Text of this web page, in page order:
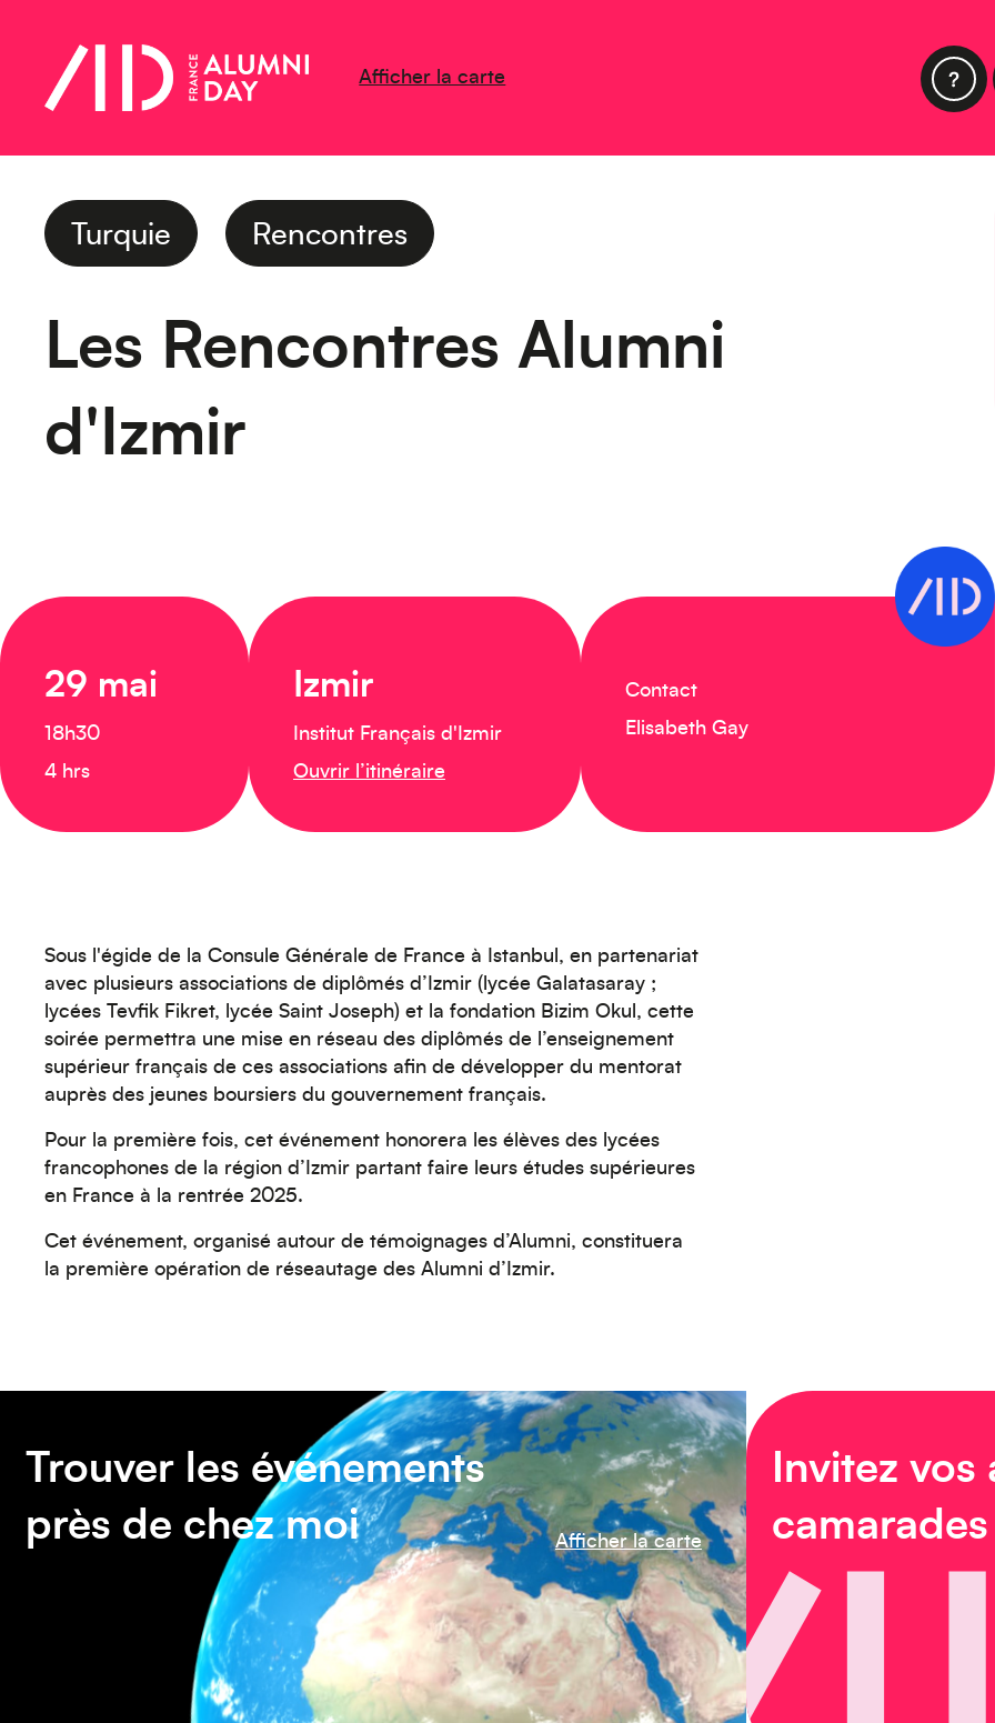
Afficher la carte
Turquie Rencontres
Les Rencontres Alumni
d'Izmir
29 mai
18h30
4 hrs
Izmir
Institut Français d'Izmir
Ouvrir l’itinéraire
Contact
Elisabeth Gay
Sous l'égide de la Consule Générale de France à Istanbul, en partenariat
avec plusieurs associations de diplômés d’Izmir (lycée Galatasaray ;
lycées Tevfik Fikret, lycée Saint Joseph) et la fondation Bizim Okul, cette
soirée permettra une mise en réseau des diplômés de l’enseignement
supérieur français de ces associations afin de développer du mentorat
auprès des jeunes boursiers du gouvernement français.
Pour la première fois, cet événement honorera les élèves des lycées
francophones de la région d’Izmir partant faire leurs études supérieures
en France à la rentrée 2025.
Cet événement, organisé autour de témoignages d’Alumni, constituera
la première opération de réseautage des Alumni d’Izmir.
Trouver les événements
près de chez moi
Afficher la carte
Invitez vos
camarades